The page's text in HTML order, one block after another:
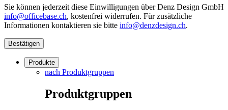
Sie können jederzeit diese Einwilligungen über Denz Design GmbH
info@officebase.ch, kostenfrei widerrufen. Für zusätzliche
Informationen kontaktieren sie bitte info@denzdesign.ch.
Bestätigen
Produkte
nach Produktgruppen
Produktgruppen